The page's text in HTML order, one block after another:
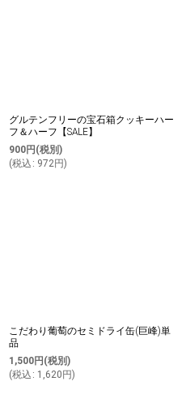
グルテンフリーの宝石箱クッキーハー
フ＆ハーフ【SALE】
900円 (税別)
(税込 : 972円)
こだわり葡萄のセミドライ缶(巨峰)単
品
1,500円 (税別)
(税込 : 1,620 円)